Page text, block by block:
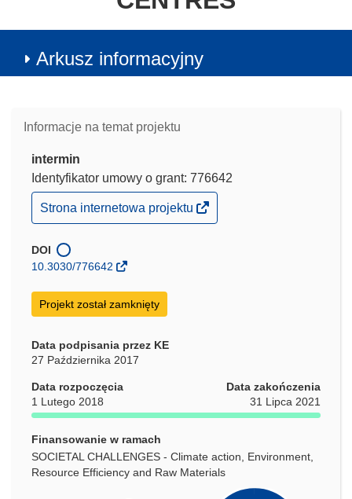
Arkusz informacyjny
Informacje na temat projektu
intermin
Identyfikator umowy o grant: 776642
(odnośnik
otworzy
w
nowym
Strona internetowa projektu
DOI
10.3030/776642
Projekt został zamknięty
Data podpisania przez KE
27 Października 2017
Data rozpoczęcia
1 Lutego 2018
Data zakończenia
31 Lipca 2021
Finansowanie w ramach
SOCIETAL CHALLENGES - Climate action, Environment,
Resource Efficiency and Raw Materials